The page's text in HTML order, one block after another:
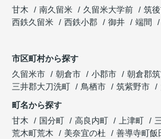
甘木
南久留米 久留米大学前 筑
西鉄久留米
西鉄小郡 御井 端間
市区町村から探す
久留米市
朝倉市 小郡市 朝倉郡
三井郡大刀洗町
鳥栖市 筑紫野市
町名から探す
甘木
国分町 高良内町 上津町
荒木町荒木
美奈宜の杜 善導寺町飯